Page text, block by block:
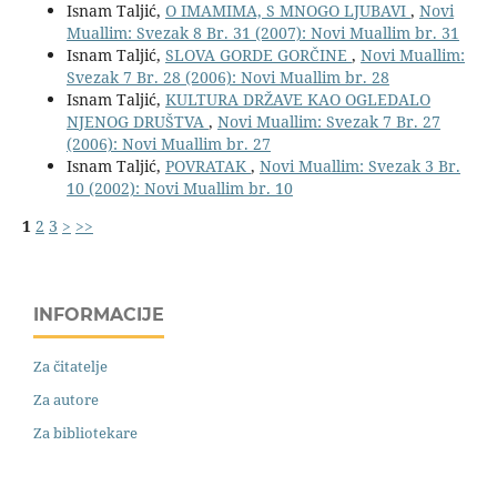
Isnam Taljić, O IMAMIMA, S MNOGO LJUBAVI , Novi
Muallim: Svezak 8 Br. 31 (2007): Novi Muallim br. 31
Isnam Taljić, SLOVA GORDE GORČINE , Novi Muallim:
Svezak 7 Br. 28 (2006): Novi Muallim br. 28
Isnam Taljić, KULTURA DRŽAVE KAO OGLEDALO
NJENOG DRUŠTVA , Novi Muallim: Svezak 7 Br. 27
(2006): Novi Muallim br. 27
Isnam Taljić, POVRATAK , Novi Muallim: Svezak 3 Br.
10 (2002): Novi Muallim br. 10
1 2 3 > >>
INFORMACIJE
Za čitatelje
Za autore
Za bibliotekare